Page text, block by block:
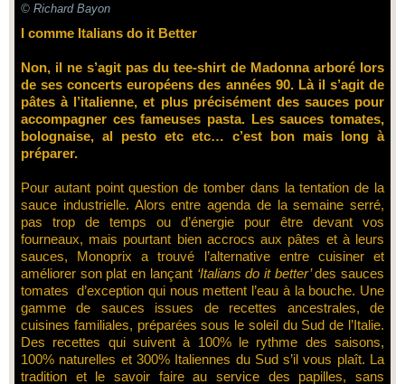
© Richard Bayon
I comme Italians do it Better
Non, il ne s’agit pas du tee-shirt de Madonna arboré lors
de ses concerts européens des années 90. Là il s’agit de
pâtes à l’italienne, et plus précisément des sauces pour
accompagner ces fameuses pasta. Les sauces tomates,
bolognaise, al pesto etc etc… c’est bon mais long à
préparer.
Pour autant point question de tomber dans la tentation de la
sauce industrielle. Alors entre agenda de la semaine serré,
pas trop de temps ou d’énergie pour être devant vos
fourneaux, mais pourtant bien accrocs aux pâtes et à leurs
sauces, Monoprix a trouvé l’alternative entre cuisiner et
améliorer son plat en lançant‘Italians do it better’des sauces
tomates d’exception qui nous mettent l’eau à la bouche. Une
gamme de sauces issues de recettes ancestrales, de
cuisines familiales, préparées sous le soleil du Sud de l’Italie.
Des recettes qui suivent à 100% le rythme des saisons,
100% naturelles et 300% Italiennes du Sud s’il vous plaît. La
tradition et le savoir faire au service des papilles, sans